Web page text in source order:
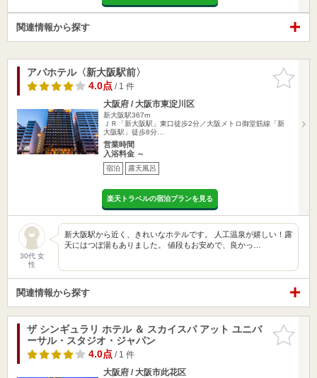
関連情報から探す
お気に入
りに追加
アパホテル〈新大阪駅前〉
4.0点/ 1 件
大阪府 / 大阪市東淀川区
新大阪駅367m
ＪＲ「新大阪駅」東口徒歩2分／大阪メトロ御堂筋線「新
大阪駅」徒歩8分…
営業時間
入浴料金 ～
宿泊 露天風呂
楽天トラベルの宿泊プランを見る
30代 女
性
新大阪駅から近く、きれいなホテルです。 人工温泉が嬉しい！露
天にはつぼ湯もありました。 値段もお安めで、良かっ…
関連情報から探す
お気に入
りに追加
ザ シンギュラリ ホテル ＆ スカイスパ アット ユニバ
ーサル・スタジオ・ジャパン
4.0点/ 1 件
大阪府 / 大阪市此花区